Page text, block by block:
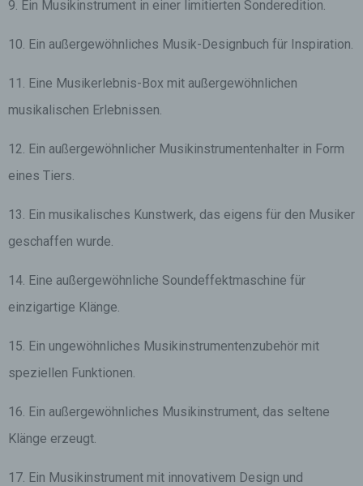
9. Ein Musikinstrument in einer limitierten Sonderedition.
10. Ein außergewöhnliches Musik-Designbuch für Inspiration.
11. Eine Musikerlebnis-Box mit außergewöhnlichen
musikalischen Erlebnissen.
12. Ein außergewöhnlicher Musikinstrumentenhalter in Form
eines Tiers.
13. Ein musikalisches Kunstwerk, das eigens für den Musiker
geschaffen wurde.
14. Eine außergewöhnliche Soundeffektmaschine für
einzigartige Klänge.
15. Ein ungewöhnliches Musikinstrumentenzubehör mit
speziellen Funktionen.
16. Ein außergewöhnliches Musikinstrument, das seltene
Klänge erzeugt.
17. Ein Musikinstrument mit innovativem Design und